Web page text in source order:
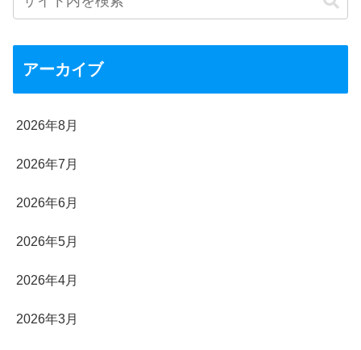
アーカイブ
2026年8月
2026年7月
2026年6月
2026年5月
2026年4月
2026年3月